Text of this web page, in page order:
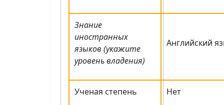
Знание
иностранных
языков (укажите
уровень владения)
Английский
Ученая степень Нет